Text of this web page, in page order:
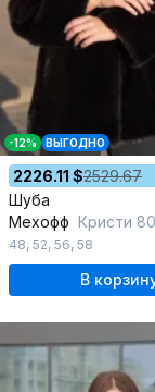
-12% ВЫГОДНО
2226.11 $2529.67
Шуба
Мехофф Кристи 80/222-520
48, 52, 56, 58
В